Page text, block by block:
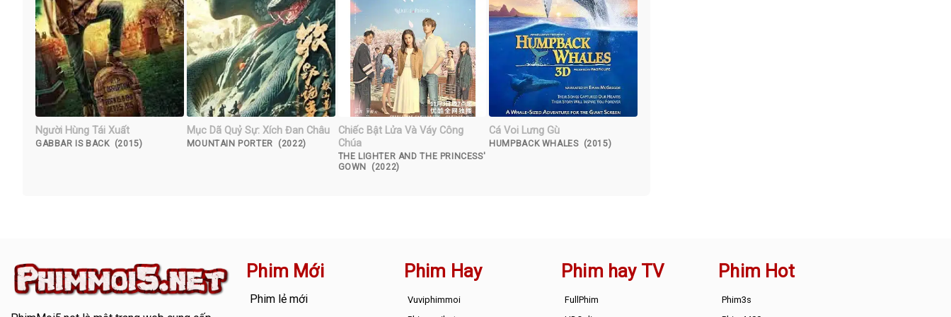
Người Hùng Tái Xuất
GABBAR IS BACK (2015)
Mục Dã Quỷ Sự: Xích Đan Châu
MOUNTAIN PORTER (2022)
Chiếc Bật Lửa Và Váy Công
Chúa
THE LIGHTER AND THE PRINCESS'
GOWN (2022)
Cá Voi Lưng Gù
HUMPBACK WHALES (2015)
Phim Mới
Phim lẻ mới
Phim Hay
Vuviphimmoi
Phim hay TV
FullPhim
Phim Hot
Phim3s